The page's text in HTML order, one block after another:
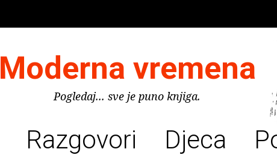
Moderna vremena
Pogledaj... sve je puno knjiga.
Razgovori Djeca